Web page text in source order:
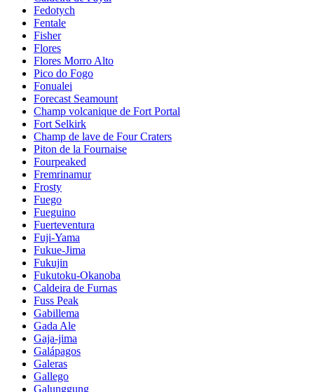
Fedotych
Fentale
Fisher
Flores
Flores Morro Alto
Pico do Fogo
Fonualei
Forecast Seamount
Champ volcanique de Fort Portal
Fort Selkirk
Champ de lave de Four Craters
Piton de la Fournaise
Fourpeaked
Fremrinamur
Frosty
Fuego
Fueguino
Fuerteventura
Fuji-Yama
Fukue-Jima
Fukujin
Fukutoku-Okanoba
Caldeira de Furnas
Fuss Peak
Gabillema
Gada Ale
Gaja-jima
Galápagos
Galeras
Gallego
Galunggung